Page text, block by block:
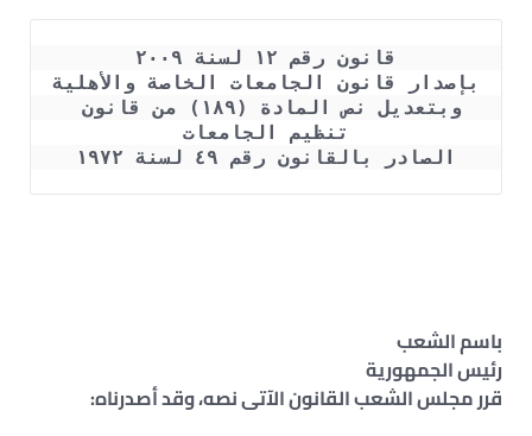
قانون رقم ١٢ لسنة ٢٠٠٩
بإصدار قانون الجامعات الخاصة والأهلية
تنظيم الجامعات
الصادر بالقانون رقم ٤٩ لسنة ١٩٧٢
باسم الشعب
رئيس الجمهورية
قرر مجلس الشعب القانون الآتى نصه، وقد أصدرناه: